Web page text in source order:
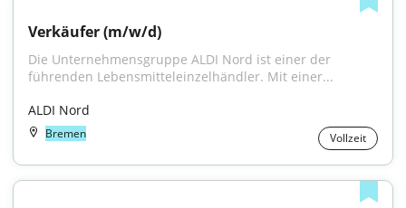
Verkäufer (m/w/d)
Die Unternehmensgruppe ALDI Nord ist einer der
führenden Lebensmitteleinzelhändler. Mit einer...
ALDI Nord
Bremen Vollzeit